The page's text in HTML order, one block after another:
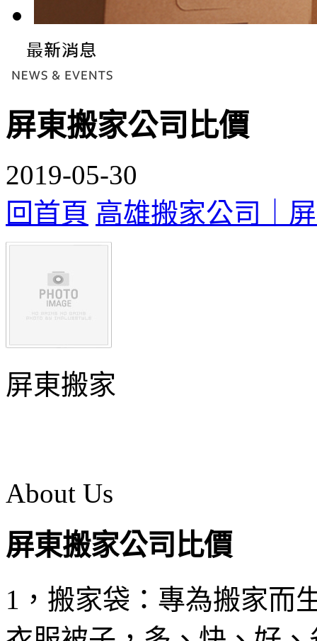
屏東搬家公司比價
2019-05-30
回首頁 高雄搬家公司｜
屏東搬家
About Us
屏東搬家公司比價
1，搬家袋：專為搬家而